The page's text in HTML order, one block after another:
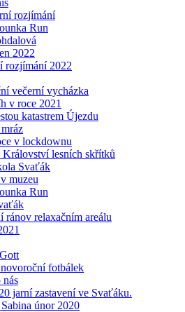
rozjímání
Run
2022
rozjímání 2022
večerní vycházka
v roce 2021
katastrem Újezdu
v lockdownu
Království lesních skřítků
Svaťák
muzeu
Run
ránov relaxačním areálu
fotbálek
nás
jarní zastavení ve Svaťáku.
únor 2020